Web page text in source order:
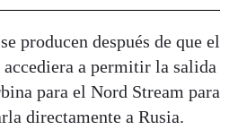
producen después de que el
a permitir la salida
para el Nord Stream para
directamente a Rusia.